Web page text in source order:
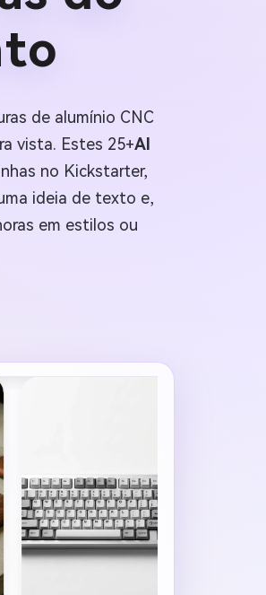
de alumínio CNC
vista. Estes 25+AI
no Kickstarter,
ideia de texto e,
em estilos ou